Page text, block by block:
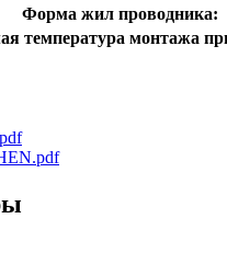
Форма жил проводника:
температура монтажа